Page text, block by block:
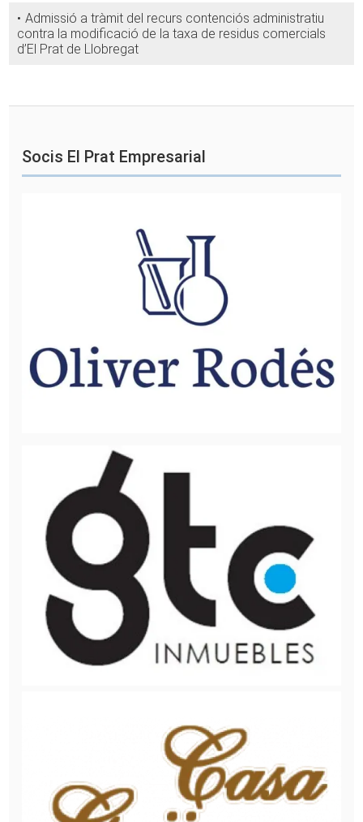
Admissió a tràmit del recurs contenciós administratiu
contra la modificació de la taxa de residus comercials
d’El Prat de Llobregat
Socis El Prat Empresarial